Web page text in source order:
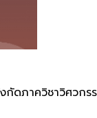
ดภาควิชาวิศวกร